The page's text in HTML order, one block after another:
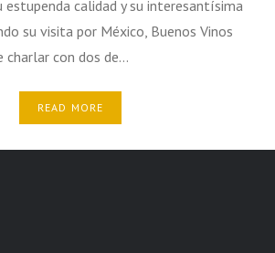
calidad y su interesantísima
su visita por México, Buenos Vinos
charlar con dos de…
READ MORE